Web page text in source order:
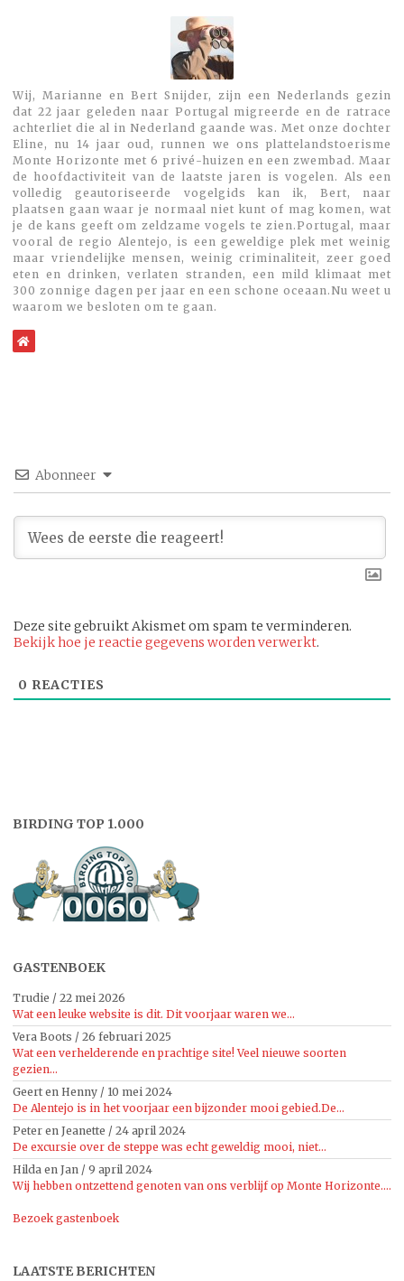
Wij, Marianne en Bert Snijder, zijn een Nederlands gezin
dat 22 jaar geleden naar Portugal migreerde en de ratrace
achterliet die al in Nederland gaande was. Met onze dochter
Eline, nu 14 jaar oud, runnen we ons plattelandstoerisme
Monte Horizonte met 6 privé-huizen en een zwembad. Maar
de hoofdactiviteit van de laatste jaren is vogelen. Als een
volledig geautoriseerde vogelgids kan ik, Bert, naar
plaatsen gaan waar je normaal niet kunt of mag komen, wat
je de kans geeft om zeldzame vogels te zien.Portugal, maar
vooral de regio Alentejo, is een geweldige plek met weinig
maar vriendelijke mensen, weinig criminaliteit, zeer goed
eten en drinken, verlaten stranden, een mild klimaat met
300 zonnige dagen per jaar en een schone oceaan.Nu weet u
waarom we besloten om te gaan.
Abonneer
Deze site gebruikt Akismet om spam te verminderen.
Bekijk hoe je reactie gegevens worden verwerkt.
0 REACTIES
BIRDING TOP 1.000
GASTENBOEK
Trudie / 22 mei 2026
Wat een leuke website is dit. Dit voorjaar waren we...
Vera Boots / 26 februari 2025
Wat een verhelderende en prachtige site! Veel nieuwe soorten
gezien...
Geert en Henny / 10 mei 2024
De Alentejo is in het voorjaar een bijzonder mooi gebied.De...
Peter en Jeanette / 24 april 2024
De excursie over de steppe was echt geweldig mooi, niet...
Hilda en Jan / 9 april 2024
Wij hebben ontzettend genoten van ons verblijf op Monte Horizonte....
Bezoek gastenboek
LAATSTE BERICHTEN